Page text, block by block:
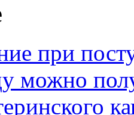
при
можно